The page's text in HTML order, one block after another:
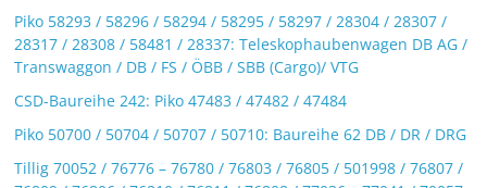
Piko 58293 / 58296 / 58294 / 58295 / 58297 / 28304 / 28307 /
28317 / 28308 / 58481 / 28337: Teleskophaubenwagen DB AG /
Transwaggon / DB / FS / ÖBB / SBB (Cargo)/ VTG
CSD-Baureihe 242: Piko 47483 / 47482 / 47484
Piko 50700 / 50704 / 50707 / 50710: Baureihe 62 DB / DR / DRG
Tillig 70052 / 76776 – 76780 / 76803 / 76805 / 501998 / 76807 /